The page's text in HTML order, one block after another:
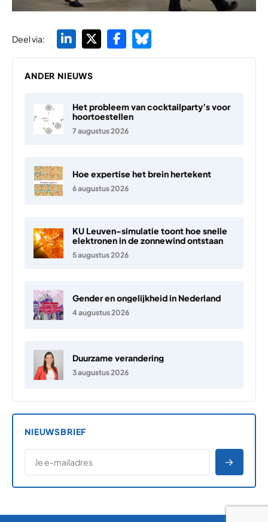
Deel via:
ANDER NIEUWS
Het probleem van cocktailparty’s voor
hoortoestellen
7 augustus 2026
Hoe expertise het brein hertekent
6 augustus 2026
KU Leuven-simulatie toont hoe snelle
elektronen in de zonnewind ontstaan
5 augustus 2026
Gender en ongelijkheid in Nederland
4 augustus 2026
Duurzame verandering
3 augustus 2026
NIEUWSBRIEF
E-MAILADRES
*